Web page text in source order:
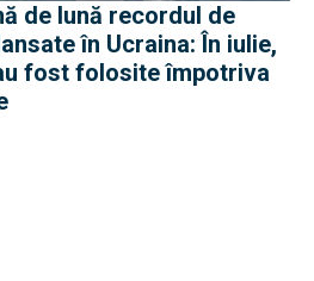
de lună recordul de
în Ucraina: În iulie,
fost folosite împotriva